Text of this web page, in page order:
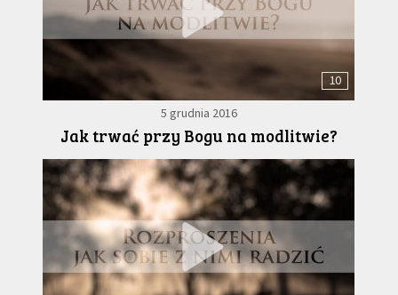
10
5 grudnia 2016
Jak trwać przy Bogu na modlitwie?